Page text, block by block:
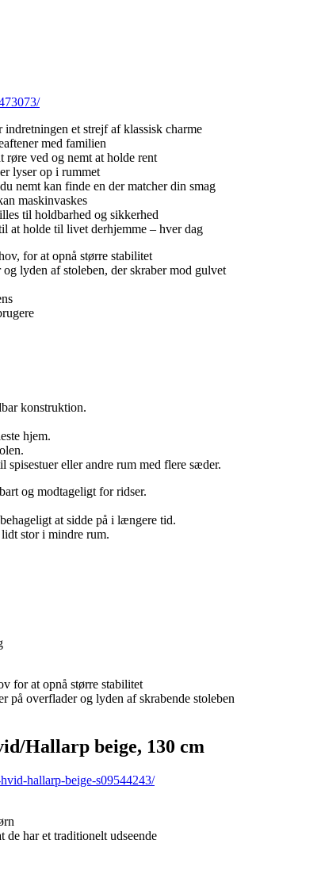
et strejf af klassisk charme
med familien
røre ved og nemt at holde rent
lyser op i rummet
nemt kan finde en der matcher din smag
maskinvaskes
til holdbarhed og sikkerhed
at holde til livet derhjemme – hver dag
for at opnå større stabilitet
lyden af stoleben, der skraber mod gulvet
konstruktion.
hjem.
eller andre rum med flere sæder.
og modtageligt for ridser.
at sidde på i længere tid.
stor i mindre rum.
for at opnå større stabilitet
på overflader og lyden af skrabende stoleben
Hallarp beige, 130 cm
hallarp-beige-s09544243/
de har et traditionelt udseende